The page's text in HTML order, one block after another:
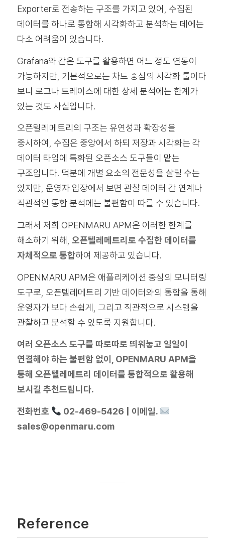
Exporter로 전송하는 구조를 가지고 있어, 수집된
데이터를 하나로 통합해 시각화하고 분석하는 데에는
다소 어려움이 있습니다.
Grafana와 같은 도구를 활용하면 어느 정도 연동이
가능하지만, 기본적으로는 차트 중심의 시각화 툴이다
보니 로그나 트레이스에 대한 상세 분석에는 한계가
있는 것도 사실입니다.
오픈텔레메트리의 구조는 유연성과 확장성을
중시하여, 수집은 중앙에서 하되 저장과 시각화는 각
데이터 타입에 특화된 오픈소스 도구들이 맡는
구조입니다. 덕분에 개별 요소의 전문성을 살릴 수는
있지만, 운영자 입장에서 보면 관찰 데이터 간 연계나
직관적인 통합 분석에는 불편함이 따를 수 있습니다.
그래서 저희 OPENMARU APM은 이러한 한계를
해소하기 위해, 오픈텔레메트리로 수집한 데이터를
자체적으로 통합하여 제공하고 있습니다.
OPENMARU APM은 애플리케이션 중심의 모니터링
도구로, 오픈텔레메트리 기반 데이터와의 통합을 통해
운영자가 보다 손쉽게, 그리고 직관적으로 시스템을
관찰하고 분석할 수 있도록 지원합니다.
여러 오픈소스 도구를 따로따로 띄워놓고 일일이
연결해야 하는 불편함 없이, OPENMARU APM을
통해 오픈텔레메트리 데이터를 통합적으로 활용해
보시길 추천드립니다.
전화번호
02-469-5426 | 이메일.
sales@openmaru.com
Reference